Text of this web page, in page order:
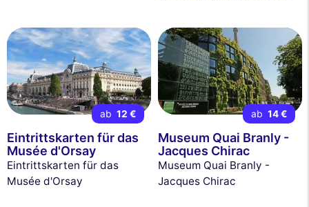
ab 12 €
Eintrittskarten für das
Musée d'Orsay
Eintrittskarten für das
Musée d'Orsay
ab 14 €
Museum Quai Branly -
Jacques Chirac
Museum Quai Branly -
Jacques Chirac